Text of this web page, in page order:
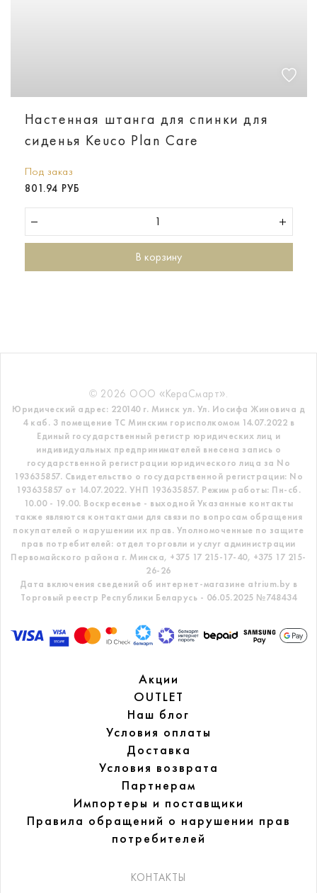
Настенная штанга для спинки для
сиденья Keuco Plan Care
Под заказ
801.94 РУБ
В корзину
© 2026 ООО «КераСмарт».
Юридический адрес: 220140 г. Минск ул. Ул. Иосифа Жиновича д
4 каб. 3 помещение ТС Минским горисполкомом 14.07.2022 в
Единый государственный регистр юридических лиц и
индивидуальных предпринимателей внесена запись о
государственной регистрации юридического лица за No
193635857. Свидетельство о государственной регистрации: No
193635857 от 14.07.2022. УНП 193635857. Режим работы: Пн-сб.
10.00 - 19.00. Воскресенье - выходной Указанные контакты
также являются контактами для связи по вопросам обращения
покупателей о нарушении их прав. Уполномоченные по защите
прав потребителей: отдел торговли и услуг администрации
Первомайского района г. Минска, +375 17 215-17-40, +375 17 215-
26-26
Дата включения сведений об интернет-магазине atrium.by в
Торговый реестр Республики Беларусь - 06.05.2025 №748434
Акции
OUTLET
Наш блог
Условия оплаты
Доставка
Условия возврата
Партнерам
Импортеры и поставщики
Правила обращений о нарушении прав
потребителей
КОНТАКТЫ